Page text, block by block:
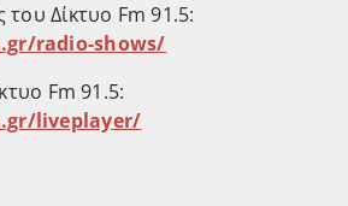
Δίκτυο Fm 91.5:
radio-shows/⁠
Fm 91.5:
liveplayer/⁠